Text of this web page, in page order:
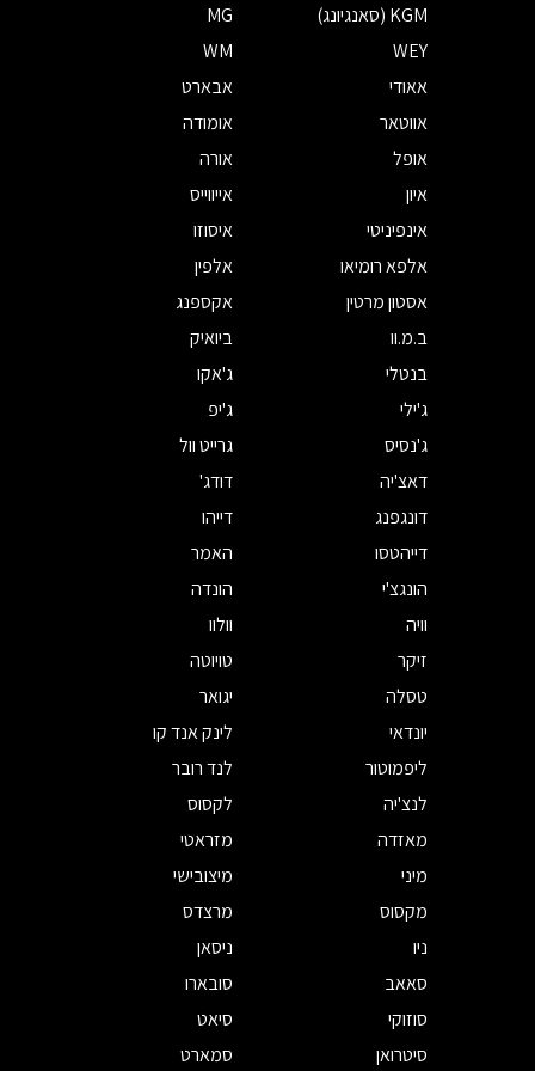
KGM (סאנגיונג)
MG
WEY
WM
אאודי
אבארט
אווטאר
אומודה
אופל
אורה
איון
אייווייס
אינפיניטי
איסוזו
אלפא רומיאו
אלפין
אסטון מרטין
אקספנג
ב.מ.וו
ביואיק
בנטלי
ג'אקו
ג'ילי
ג'יפ
ג'נסיס
גרייט וול
דאצ'יה
דודג'
דונגפנג
דייהו
דייהטסו
האמר
הונגצ'י
הונדה
וויה
וולוו
זיקר
טויוטה
טסלה
יגואר
יונדאי
לינק אנד קו
ליפמוטור
לנד רובר
לנצ'יה
לקסוס
מאזדה
מזראטי
מיני
מיצובישי
מקסוס
מרצדס
ניו
ניסאן
סאאב
סובארו
סוזוקי
סיאט
סיטרואן
סמארט